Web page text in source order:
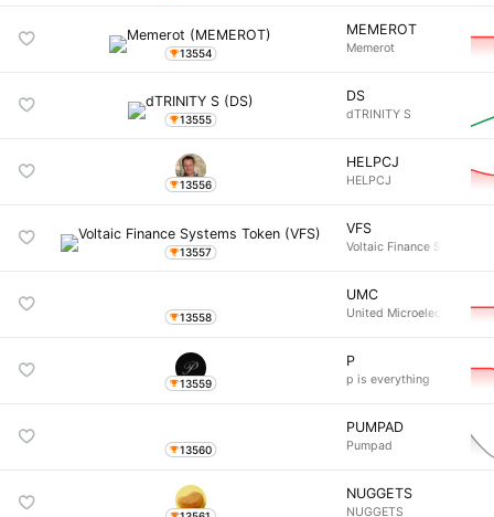
13554
MEMEROT
Memerot
13555 dTRINITY S
13556
HELPCJ
HELPCJ
13557 Voltaic Finance
13558
UMC
United
13559 p is everything
13560
PUMPAD
Pumpad
NUGGETS
NUGGETS